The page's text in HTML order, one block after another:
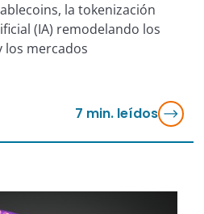
la tokenización
(IA) remodelando los
los mercados
7 min. leídos